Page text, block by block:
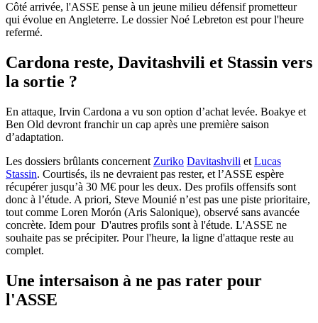
Côté arrivée, l'ASSE pense à un jeune milieu défensif prometteur
qui évolue en Angleterre. Le dossier Noé Lebreton est pour l'heure
refermé.
Cardona reste, Davitashvili et Stassin vers
la sortie ?
En attaque, Irvin Cardona a vu son option d’achat levée. Boakye et
Ben Old devront franchir un cap après une première saison
d’adaptation.
Les dossiers brûlants concernent Zuriko Davitashvili et Lucas
Stassin. Courtisés, ils ne devraient pas rester, et l’ASSE espère
récupérer jusqu’à 30 M€ pour les deux. Des profils offensifs sont
donc à l’étude. A priori, Steve Mounié n’est pas une piste prioritaire,
tout comme Loren Morón (Aris Salonique), observé sans avancée
concrète. Idem pour D'autres profils sont à l'étude. L'ASSE ne
souhaite pas se précipiter. Pour l'heure, la ligne d'attaque reste au
complet.
Une intersaison à ne pas rater pour
l'ASSE